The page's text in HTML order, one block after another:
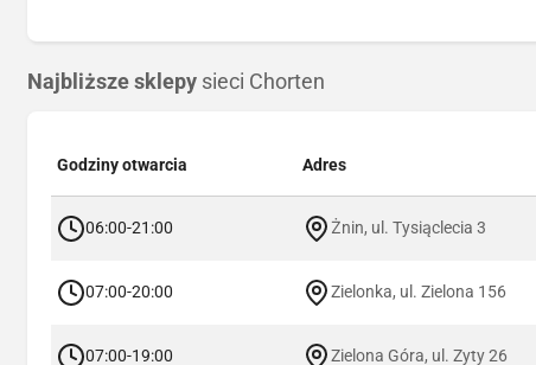
Najbliższe sklepy sieci Chorten
Godziny otwarcia Adres
06:00-21:00 Żnin, ul. Tysiąclecia 3
07:00-20:00 Zielonka, ul. Zielona 156
07:00-19:00 Zielona Góra, ul. Zyty 26